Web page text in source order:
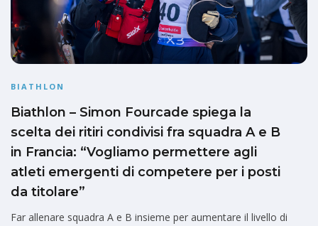
BIATHLON
Biathlon – Simon Fourcade spiega la
scelta dei ritiri condivisi fra squadra A e B
in Francia: “Vogliamo permettere agli
atleti emergenti di competere per i posti
da titolare”
Far allenare squadra A e B insieme per aumentare il livello di